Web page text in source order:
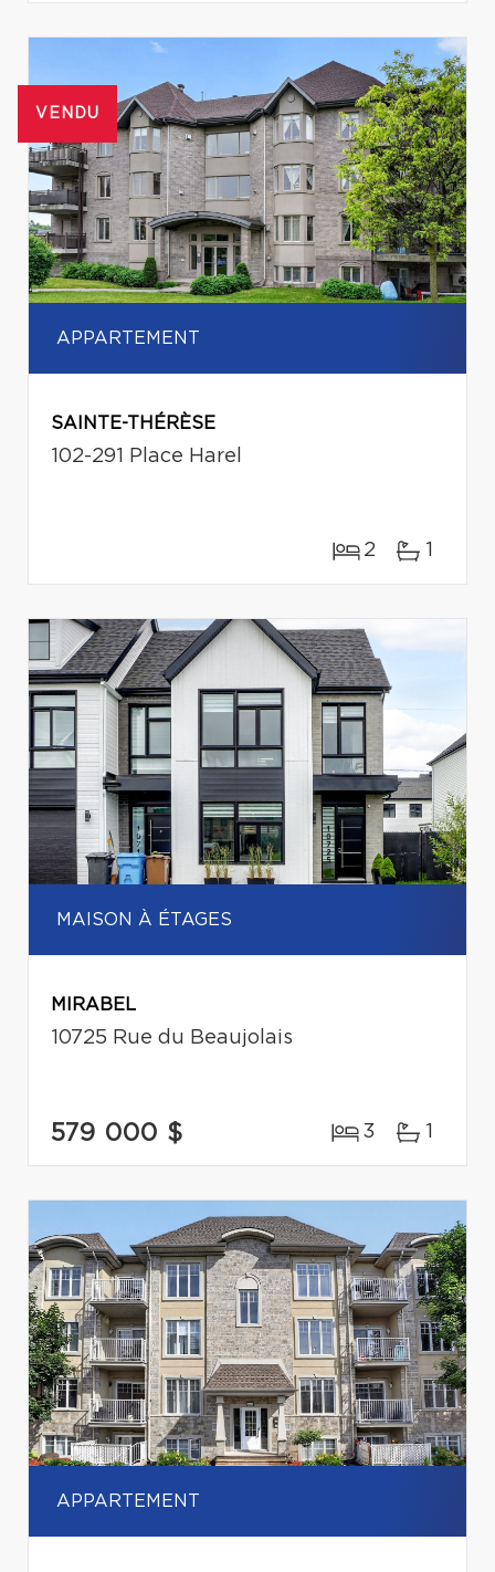
VENDU
APPARTEMENT
SAINTE-THÉRÈSE
102-291 Place Harel
2 1
MAISON À ÉTAGES
MIRABEL
10725 Rue du Beaujolais
579 000 $ 3 1
APPARTEMENT